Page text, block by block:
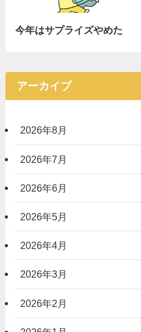
今年はサプライズやめた
アーカイブ
2026年8月
2026年7月
2026年6月
2026年5月
2026年4月
2026年3月
2026年2月